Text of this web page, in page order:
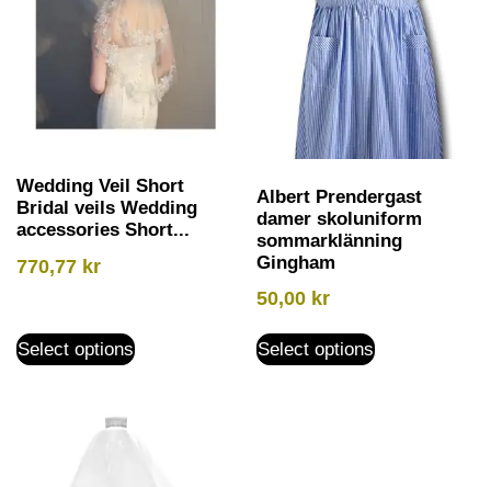
Wedding Veil Short
Bridal veils Wedding
accessories Short...
770,77 kr
Select options
Albert Prendergast
damer skoluniform
sommarklänning
Gingham
50,00 kr
Select options